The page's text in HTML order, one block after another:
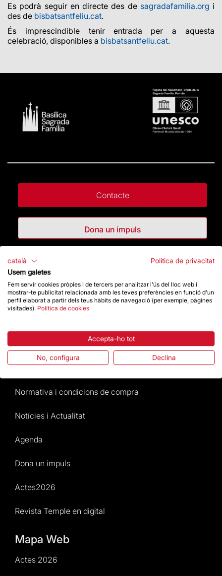
Es podrà seguir en directe des de sagradafamilia.org i
des de bisbatsantfeliu.cat.
És imprescindible tenir entrada per a aquesta
celebració, disponibles a bisbatsantfeliu.cat.
Contacte
Dona un impuls
Destacats
Preguntes freqüents
Atenció al Visitant
Normativa i condicions de compra
Notícies i Actualitat
Agenda
Dona un impuls
Actes2026
Revista Temple en digital
Mapa Web
Actes 2026
català
Política de privacitat
Usem galetes
Fem servir cookies pròpies i de tercers per analitzar l'ús del lloc web i
mostrar-te publicitat relacionada amb les teves preferències en funció d'un
perfil elaborat a partir dels teus hàbits de navegació (per exemple, pàgines
visitades). Política de cookies
Accepta-ho tot
No, configura Declina